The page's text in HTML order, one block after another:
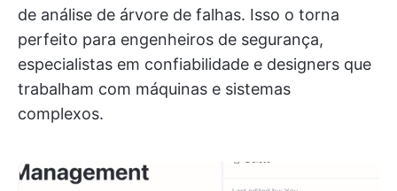
de análise de árvore de falhas. Isso o torna
perfeito para engenheiros de segurança,
especialistas em confiabilidade e designers que
trabalham com máquinas e sistemas
complexos.